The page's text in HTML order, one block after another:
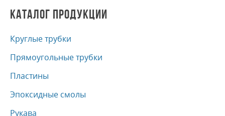
КАТАЛОГ ПРОДУКЦИИ
Круглые трубки
Прямоугольные трубки
Пластины
Эпоксидные смолы
Рукава